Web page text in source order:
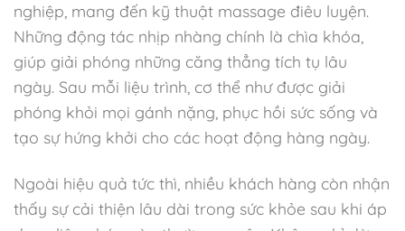
nghiệp, mang đến kỹ thuật massage điêu luyện.
Những động tác nhịp nhàng chính là chìa khóa,
giúp giải phóng những căng thẳng tích tụ lâu
ngày. Sau mỗi liệu trình, cơ thể như được giải
phóng khỏi mọi gánh nặng, phục hồi sức sống và
tạo sự hứng khởi cho các hoạt động hàng ngày.
Ngoài hiệu quả tức thì, nhiều khách hàng còn nhận
thấy sự cải thiện lâu dài trong sức khỏe sau khi áp